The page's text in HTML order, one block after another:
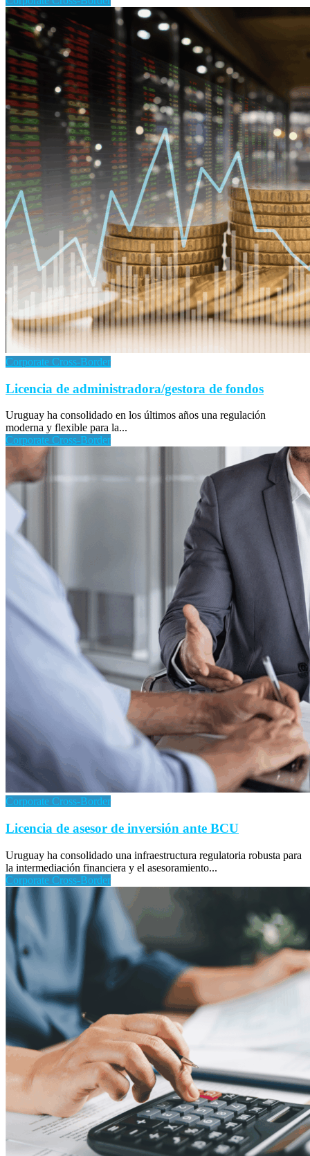
Corporate Cross-Border
Licencia de administradora/gestora de fondos
Uruguay ha consolidado en los últimos años una regulación
moderna y flexible para la...
Corporate Cross-Border
Corporate Cross-Border
Licencia de asesor de inversión ante BCU
Uruguay ha consolidado una infraestructura regulatoria robusta para
la intermediación financiera y el asesoramiento...
Corporate Cross-Border